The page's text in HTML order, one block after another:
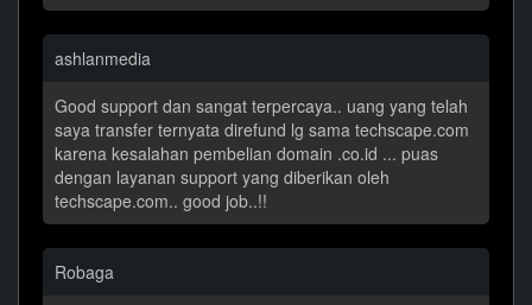
ashlanmedia
Good support dan sangat terpercaya.. uang yang telah
saya transfer ternyata direfund lg sama techscape.com
karena kesalahan pembelian domain .co.id ... puas
dengan layanan support yang diberikan oleh
techscape.com.. good job..!!
Robaga